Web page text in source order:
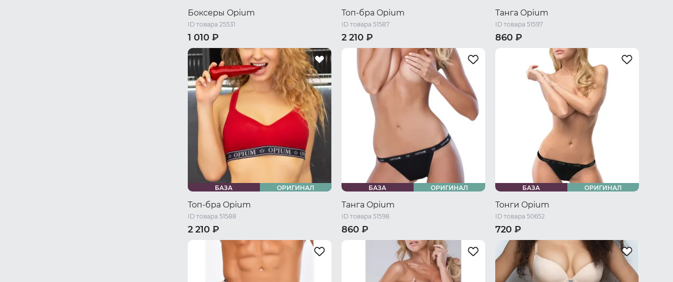
Боксеры Opium
ID товара 25531
1 010 ₽
46 RU / S 48 RU / M
50 RU / L
52 RU / XL
54 RU / XXL 56 RU / XXXL
Топ-бра Opium
ID товара 51587
2 210 ₽
42-44 RU / S
44-46 RU / M
46-48 RU / L
48-50 RU / XL
Танга Opium
ID товара 51597
860 ₽
44-46 RU / M
46-48 RU / L
48-50 RU / XL
БАЗА ОРИГИНАЛ
Топ-бра Opium
ID товара 51588
2 210 ₽
42-44 RU / S
44-46 RU / M
46-48 RU / L
48-50 RU / XL
БАЗА ОРИГИНАЛ
Танга Opium
ID товара 51598
860 ₽
44-46 RU / M
48-50 RU / XL
БАЗА ОРИГИНАЛ
Тонги Opium
ID товара 50652
720 ₽
42-44 RU / S 44-46 RU / M
46-48 RU / L
48-50 RU / XL
50-52 RU / XXL